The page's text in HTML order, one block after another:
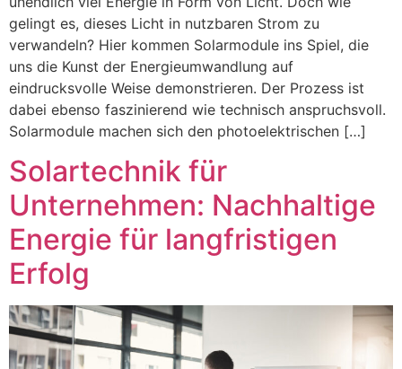
gelingt es, dieses Licht in nutzbaren Strom zu
verwandeln? Hier kommen Solarmodule ins Spiel, die
uns die Kunst der Energieumwandlung auf
eindrucksvolle Weise demonstrieren. Der Prozess ist
dabei ebenso faszinierend wie technisch anspruchsvoll.
Solarmodule machen sich den photoelektrischen […]
Solartechnik für
Unternehmen: Nachhaltige
Energie für langfristigen
Erfolg